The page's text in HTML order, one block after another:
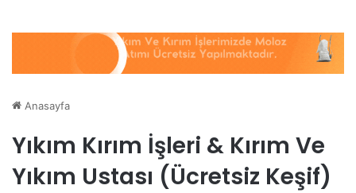
Anasayfa
Yıkım Kırım İşleri & Kırım Ve
Yıkım Ustası (Ücretsiz Keşif)